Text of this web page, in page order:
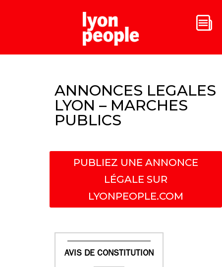
ANNONCES LEGALES
LYON – MARCHES
PUBLICS
PUBLIEZ UNE ANNONCE
LÉGALE SUR
LYONPEOPLE.COM
AVIS DE CONSTITUTION